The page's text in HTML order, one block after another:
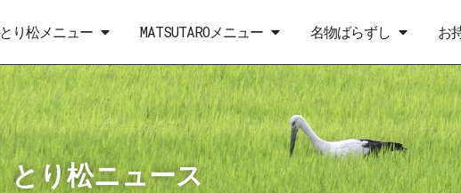
とり松メニュー MATSUTAROメニュー 名物ばらずし お
とり松ニュース